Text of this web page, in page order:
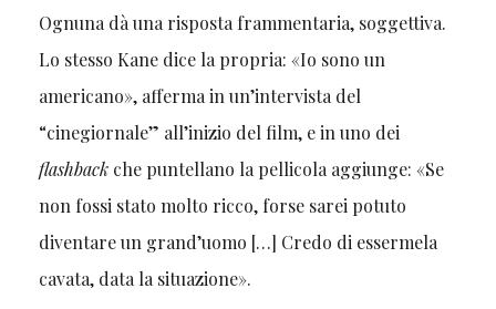
Ognuna dà una risposta frammentaria, soggettiva.
Lo stesso Kane dice la propria: «Io sono un
americano», afferma in un’intervista del
“cinegiornale” all’inizio del film, e in uno dei
flashbackche puntellano la pellicola aggiunge: «Se
non fossi stato molto ricco, forse sarei potuto
diventare un grand’uomo […] Credo di essermela
cavata, data la situazione».